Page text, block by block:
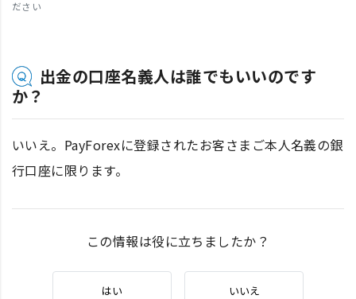
ださい
出金の口座名義人は誰でもいいのです
か？
いいえ。PayForexに登録されたお客さまご本人名義の銀
行口座に限ります。
この情報は役に立ちましたか？
はい いいえ